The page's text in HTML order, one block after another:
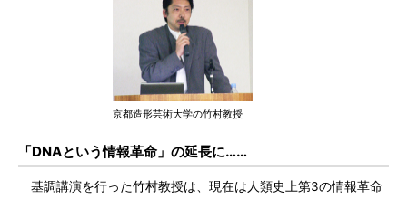
京都造形芸術大学の竹村教授
「DNAという情報革命」の延長に……
基調講演を行った竹村教授は、現在は人類史上第3の情報革命